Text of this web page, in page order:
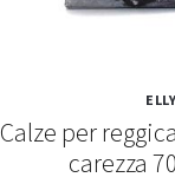
ELLY
Calze per
carezza